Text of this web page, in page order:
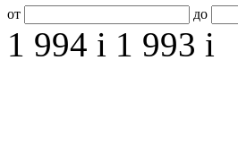
от до
1 994 i 1 993 i